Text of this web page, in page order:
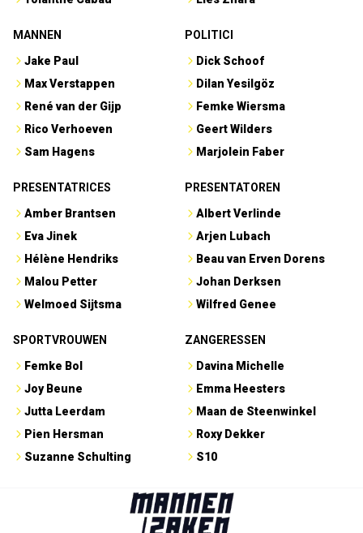
MANNEN
Jake Paul
Max Verstappen
René van der Gijp
Rico Verhoeven
Sam Hagens
POLITICI
Dick Schoof
Dilan Yesilgöz
Femke Wiersma
Geert Wilders
Marjolein Faber
PRESENTATRICES
Amber Brantsen
Eva Jinek
Hélène Hendriks
Malou Petter
Welmoed Sijtsma
PRESENTATOREN
Albert Verlinde
Arjen Lubach
Beau van Erven Dorens
Johan Derksen
Wilfred Genee
SPORTVROUWEN
Femke Bol
Joy Beune
Jutta Leerdam
Pien Hersman
Suzanne Schulting
ZANGERESSEN
Davina Michelle
Emma Heesters
Maan de Steenwinkel
Roxy Dekker
S10